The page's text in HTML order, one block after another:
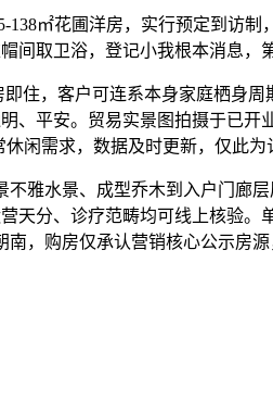
㎡花圃洋房，实行预定到访制
间取卫浴，登记小我根本消息，第
，客户可连系本身家庭栖身周
平安。贸易实景图拍摄于已开
闲需求，数据及时更新，仅此为
水景、成型乔木到入户门廊层
分、诊疗范畴均可线上核验。
，购房仅承认营销核心公示房